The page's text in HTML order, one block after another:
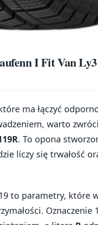
I Fit Van
ma łączyć
warto
. To opona
liczy się trwałość
to parametry, które
Oznaczenie